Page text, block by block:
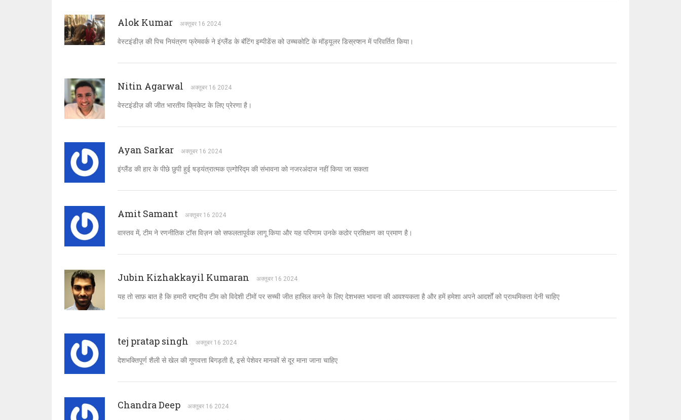
Alok Kumar अक्तूबर 16 2024
वेस्टइंडीज़ की पिच नियंत्रण फ्रेमवर्क ने इंग्लैंड के बॅटिंग इम्पीडेंस को उच्चकोटि के मॉड्यूलर डिस्रप्शन में परिवर्तित किया।
Nitin Agarwal अक्तूबर 16 2024
वेस्टइंडीज़ की जीत भारतीय क्रिकेट के लिए प्रेरणा है।
Ayan Sarkar अक्तूबर 16 2024
इंग्लैंड की हार के पीछे छुपी हुई षड्यंत्रात्मक एल्गोरिद्म की संभावना को नजरअंदाज नहीं किया जा सकता
Amit Samant अक्तूबर 16 2024
वास्तव में, टीम ने रणनीतिक टॉस विज़न को सफलतापूर्वक लागू किया और यह परिणाम उनके कठोर प्रशिक्षण का प्रमाण है।
Jubin Kizhakkayil Kumaran अक्तूबर 16 2024
यह तो साफ़ बात है कि हमारी राष्ट्रीय टीम को विदेशी टीमों पर सच्ची जीत हासिल करने के लिए देशभक्त भावना की आवश्यकता है और हमें हमेशा अपने आदर्शों को प्राथमिकता देनी चाहिए
tej pratap singh अक्तूबर 16 2024
देशभक्तिपूर्ण शैली से खेल की गुणवत्ता बिगड़ती है, इसे पेशेवर मानकों से दूर माना जाना चाहिए
Chandra Deep अक्तूबर 16 2024